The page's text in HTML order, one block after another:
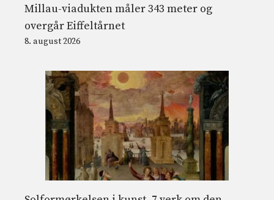
Millau-viadukten måler 343 meter og
overgår Eiffeltårnet
8. august 2026